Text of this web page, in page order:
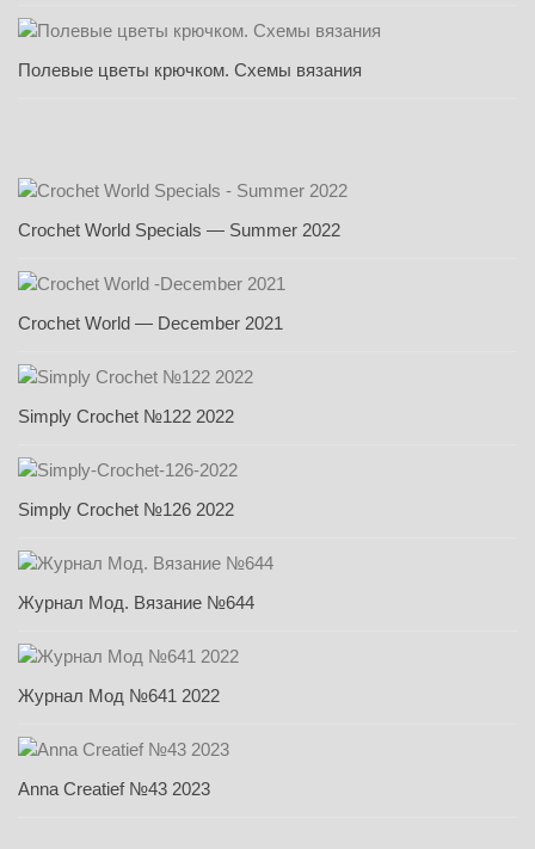
Полевые цветы крючком. Схемы вязания
Crochet World Specials — Summer 2022
Crochet World — December 2021
Simply Crochet №122 2022
Simply Crochet №126 2022
Журнал Мод. Вязание №644
Журнал Мод №641 2022
Anna Creatief №43 2023